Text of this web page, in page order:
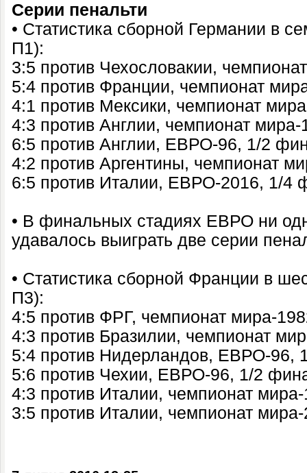
Серии пенальти
• Статистика сборной Германии в
П1):
3:5 против Чехословакии,
5:4 против Франции, чемпионат
4:1 против Мексики, чемпионат
4:3 против Англии, чемпионат
6:5 против Англии, ЕВРО-96, 1/2
4:2 против Аргентины, чемпионат
6:5 против Италии, ЕВРО-2016, 1/4
• В финальных стадиях ЕВРО ни
удавалось выиграть две серии
• Статистика сборной Франции в
П3):
4:5 против ФРГ, чемпионат мира-
4:3 против Бразилии, чемпионат
5:4 против Нидерландов, ЕВРО-96,
5:6 против Чехии, ЕВРО-96, 1/2
4:3 против Италии, чемпионат
3:5 против Италии, чемпионат